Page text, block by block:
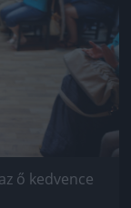
ő kedvence